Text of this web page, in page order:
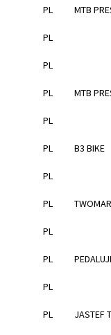
PL MTB
PL
PL
PL MTB
PL
PL B3 BIKE
PL
PL
PL
PL
PL
PL JASTEF